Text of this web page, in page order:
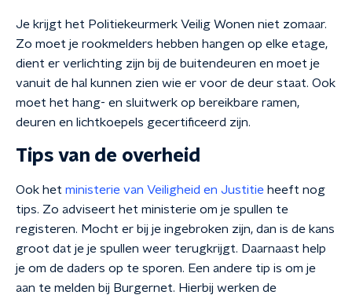
Je krijgt het Politiekeurmerk Veilig Wonen niet zomaar.
Zo moet je rookmelders hebben hangen op elke etage,
dient er verlichting zijn bij de buitendeuren en moet je
vanuit de hal kunnen zien wie er voor de deur staat. Ook
moet het hang- en sluitwerk op bereikbare ramen,
deuren en lichtkoepels gecertificeerd zijn.
Tips van de overheid
Ook het ministerie van Veiligheid en Justitie heeft nog
tips. Zo adviseert het ministerie om je spullen te
registeren. Mocht er bij je ingebroken zijn, dan is de kans
groot dat je je spullen weer terugkrijgt. Daarnaast help
je om de daders op te sporen. Een andere tip is om je
aan te melden bij Burgernet. Hierbij werken de